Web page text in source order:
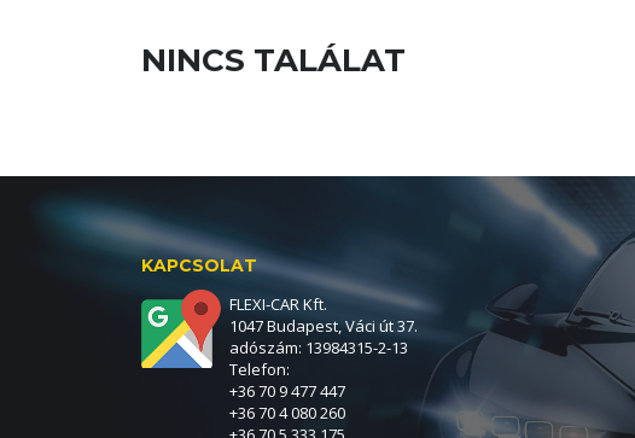
NINCS TALÁLAT
KAPCSOLAT
FLEXI-CAR Kft.
1047 Budapest, Váci út 37.
adószám: 13984315-2-13
Telefon:
+36 70 9 477 447
+36 70 4 080 260